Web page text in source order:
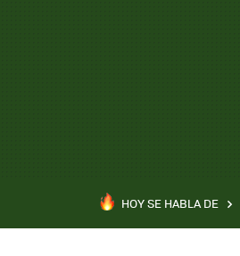
HOY SE HABLA DE